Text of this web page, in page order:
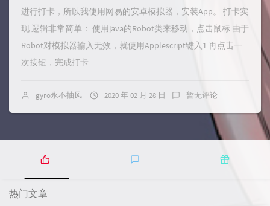
进行打卡，所以我使用网易的安卓模拟器，安装App。 打卡实
现 逻辑非常简单： 使用java的Robot类来移动，点击鼠标 由于
Robot对模拟器输入无效，就使用Applescript键入1 再点击一
次按钮，完成打卡
gyro永不抽风 2020 年 02 月 28 日 暂无评论
热
门
文
热门文章